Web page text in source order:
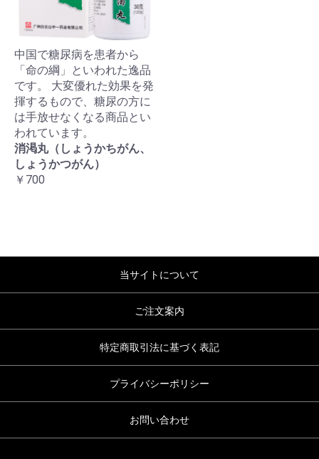
中国で糖尿病を患者から
「命の綱」といわれた逸品
です。 大変優れた効果を発
揮するもので、糖尿の方に
は手放せなくなる商品とい
われています。
消渇丸（しょうかちがん、
しょうかつがん）
￥700
当サイトについて
ご注文案内
特定商取引法に基づく表記
プライバシーポリシー
お問い合わせ